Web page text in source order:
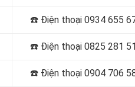
☎️ Điện thoại 0934 655
☎️ Điện thoại 0825 281
☎️ Điện thoại 0904 706